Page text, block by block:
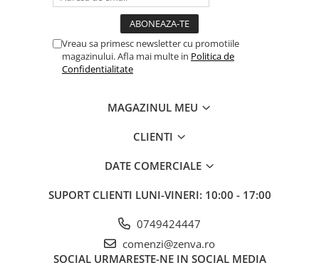
Vreau sa primesc newsletter cu promotiile
magazinului. Afla mai multe in Politica de
Confidentialitate
MAGAZINUL MEU
CLIENTI
DATE COMERCIALE
SUPORT CLIENTI LUNI-VINERI: 10:00 - 17:00
0749424447
comenzi@zenva.ro
SOCIAL URMARESTE-NE IN SOCIAL MEDIA